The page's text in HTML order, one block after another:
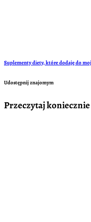
Suplementy diety, które dodaję do
Udostępnij znajomym
Przeczytaj koniecznie